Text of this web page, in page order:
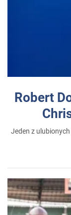
Robert
Jeden z